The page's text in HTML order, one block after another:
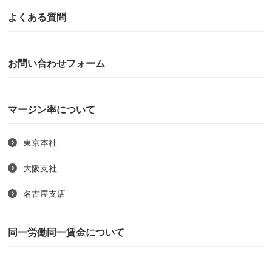
よくある質問
お問い合わせフォーム
マージン率について
東京本社
大阪支社
名古屋支店
同一労働同一賃金について